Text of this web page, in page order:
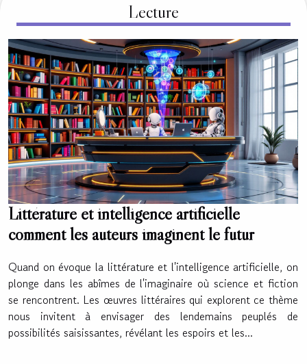
Lecture
Littérature et intelligence artificielle
comment les auteurs imaginent le futur
Quand on évoque la littérature et l'intelligence artificielle, on
plonge dans les abîmes de l'imaginaire où science et fiction
se rencontrent. Les œuvres littéraires qui explorent ce thème
nous invitent à envisager des lendemains peuplés de
possibilités saisissantes, révélant les espoirs et les...